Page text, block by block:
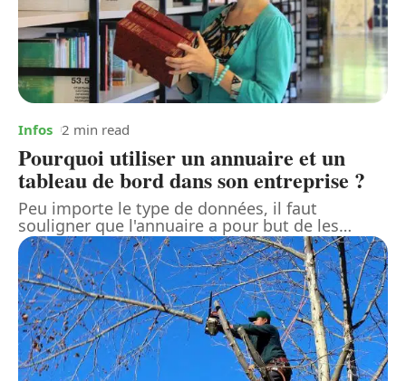
Infos 2 min read
Pourquoi utiliser un annuaire et un
tableau de bord dans son entreprise ?
Peu importe le type de données, il faut
souligner que l'annuaire a pour but de les…